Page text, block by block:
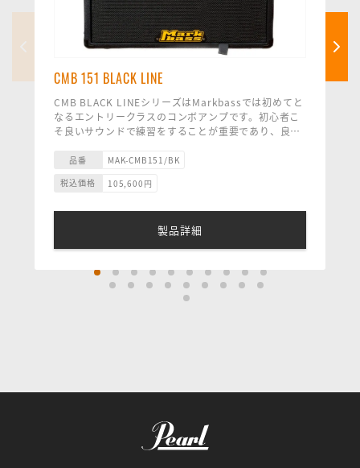
CMB 151 BLACK LINE
CMB BLACK LINEシリーズはMarkbassでは初めてと
なるエントリークラスのコンボアンプです。初心者こ
そ良いサウンドで練習をすることが重要であり、良質
と情熱を育みながら、サウンドメイクと技術が身に付
はコストを抑えながらも音質に妥協することなく、し
品番
MAK-CMB151/BK
税込価格
105,600 円
製品詳細